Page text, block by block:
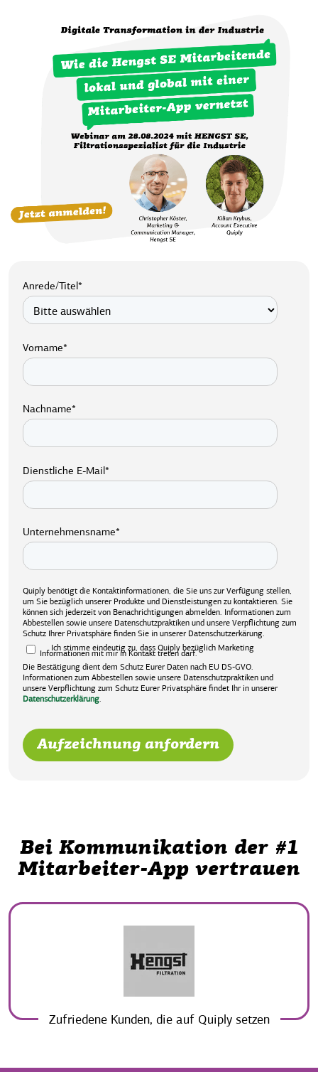
Anrede/Titel *
Vorname*
Nachname*
Dienstliche E-Mail*
Unternehmensname*
Quiply benötigt die Kontaktinformationen, die Sie uns zur Verfügung stellen,
um Sie bezüglich unserer Produkte und Dienstleistungen zu kontaktieren. Sie
können sich jederzeit von Benachrichtigungen abmelden. Informationen zum
Abbestellen sowie unsere Datenschutzpraktiken und unsere Verpflichtung zum
Schutz Ihrer Privatsphäre finden Sie in unserer Datenschutzerkärung.
Ich stimme eindeutig zu, dass Quiply bezüglich Marketing
Informationen mit mir in Kontakt treten darf.
Die Bestätigung dient dem Schutz Eurer Daten nach EU DS-GVO.
Informationen zum Abbestellen sowie unsere Datenschutzpraktiken und
unsere Verpflichtung zum Schutz Eurer Privatsphäre findet Ihr in unserer
Datenschutzerklärung.
Bei Kommunikation der #1
Mitarbeiter-App vertrauen
Zufriedene Kunden, die auf Quiply setzen